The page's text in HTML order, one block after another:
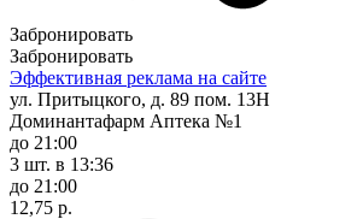
Забронировать
Забронировать
Эффективная реклама на сайте
ул. Притыцкого, д. 89 пом. 13Н
Доминантафарм Аптека №1
до 21:00
3 шт. в 13:36
до 21:00
12,75 р.